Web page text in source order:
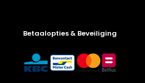
Betaalopties & Beveiliging